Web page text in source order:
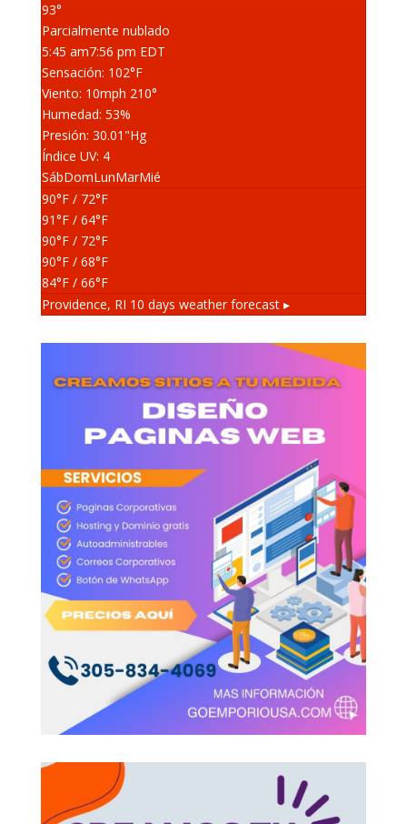
93°
Parcialmente nublado
5:45 am7:56 pm EDT
Sensación: 102°F
Viento: 10mph 210°
Humedad: 53%
Presión: 30.01 "Hg
Índice UV: 4
SábDomLunMarMié
90°F/ 72°F
91°F/ 64°F
90°F/ 72°F
90°F/ 68°F
84°F/ 66°F
Providence, RI 10 days weather forecast ▸